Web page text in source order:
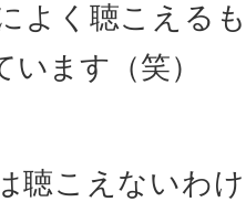
よく聴こえる
ます（笑）
聴こえないわ